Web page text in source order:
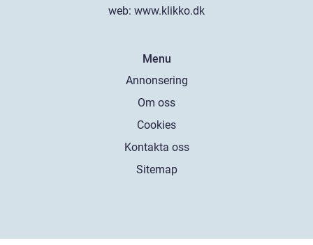
web: www.klikko.dk
Menu
Annonsering
Om oss
Cookies
Kontakta oss
Sitemap